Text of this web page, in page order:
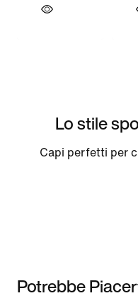
Lo stile
Capi perfetti per
Potrebbe